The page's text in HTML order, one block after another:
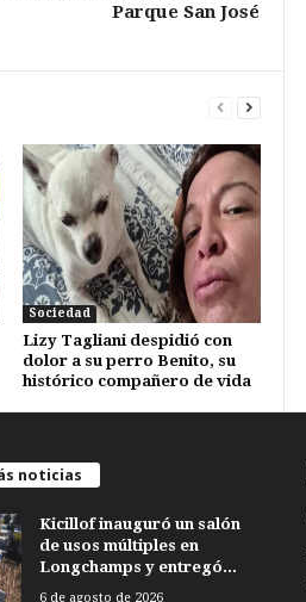
Parque San José
Sociedad
Lizy Tagliani despidió con
dolor a su perro Benito, su
histórico compañero de vida
noticias
Kicillof inauguró un salón
de usos múltiples en
Longchamps y entregó...
6 de agosto de 2026